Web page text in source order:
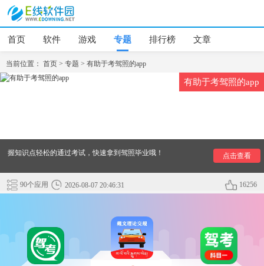
首页 软件 游戏 专题 排行榜 文章
当前位置： 首页 > 专题 > 有助于考驾照的app
有助于考驾照的app
荐了几款比较好的有助于考驾照的软件，能够快速的帮助你掌
握知识点轻松的通过考试，快速拿到驾照毕业哦！
点击查看
90个应用 2026-08-07 20:46:31 16256